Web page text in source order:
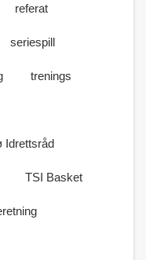
referat
seriespill
trenings
Idrettsråd
TSI Basket